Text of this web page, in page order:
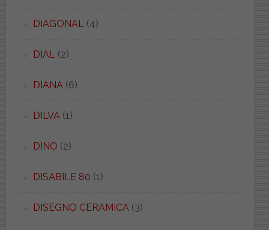
DIAGONAL(4)
DIAL(2)
DIANA(6)
DILVA(1)
DINO (2)
DISABILE 80 (1)
DISEGNO CERAMICA(3)